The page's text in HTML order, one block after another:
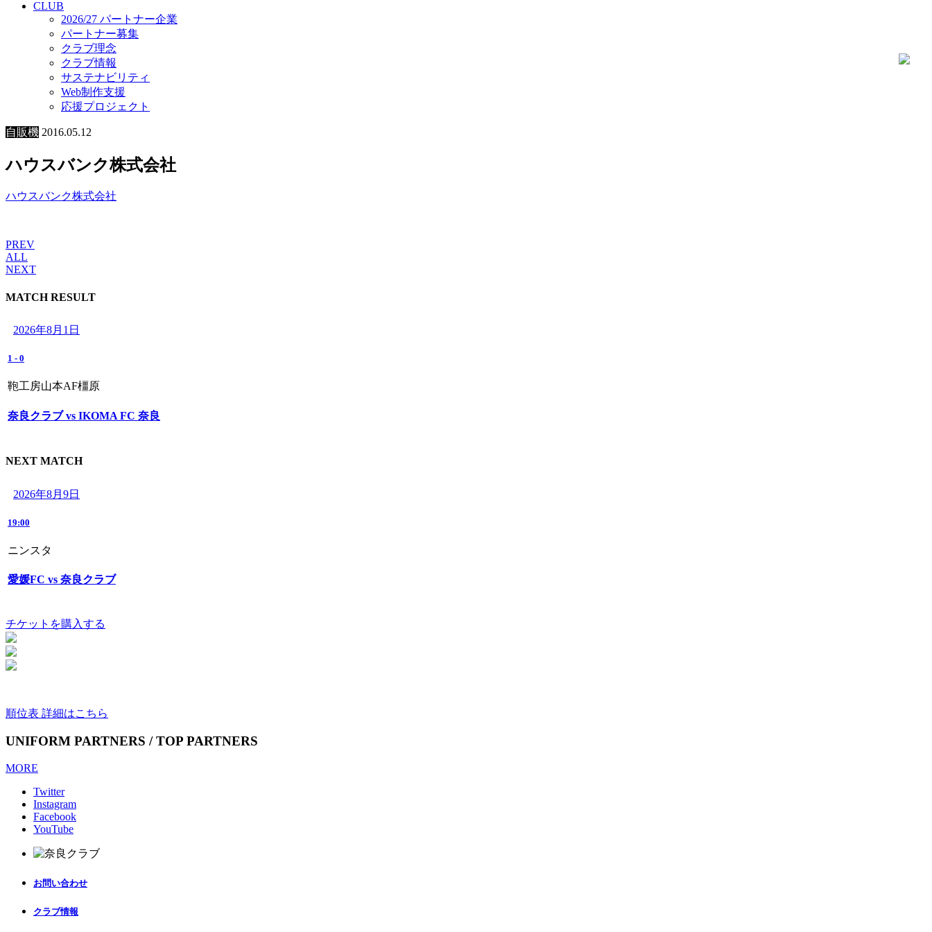
CLUB
2026/27 パートナー企業
パートナー募集
クラブ理念
クラブ情報
サステナビリティ
Web制作支援
応援プロジェクト
自販機 2016.05.12
ハウスバンク株式会社
ハウスバンク株式会社
PREV
ALL
NEXT
MATCH RESULT
2026年8月1日
1 - 0
鞄工房山本AF橿原
奈良クラブ vs IKOMA FC 奈良
NEXT MATCH
2026年8月9日
19:00
ニンスタ
愛媛FC vs 奈良クラブ
チケットを購入する
順位表 詳細はこちら
UNIFORM PARTNERS / TOP PARTNERS
MORE
Twitter
Instagram
Facebook
YouTube
お問い合わせ
クラブ情報